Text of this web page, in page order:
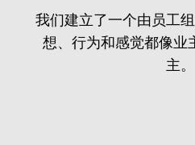
我们建立了一个由员工
想、行为和感觉都像业
主。